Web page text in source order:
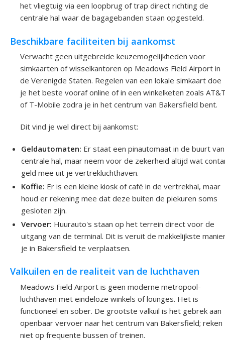
het vliegtuig via een loopbrug of trap direct richting de
centrale hal waar de bagagebanden staan opgesteld.
Beschikbare faciliteiten bij aankomst
Verwacht geen uitgebreide keuzemogelijkheden voor
simkaarten of wisselkantoren op Meadows Field Airport in
de Verenigde Staten. Regelen van een lokale simkaart doe
je het beste vooraf online of in een winkelketen zoals
of T-Mobile zodra je in het centrum van Bakersfield bent.
Dit vind je wel direct bij aankomst:
Geldautomaten: Er staat een pinautomaat in de buurt
centrale hal, maar neem voor de zekerheid altijd wat
geld mee uit je vertrekluchthaven.
Koffie: Er is een kleine kiosk of café in de vertrekhal, maar
houd er rekening mee dat deze buiten de piekuren soms
gesloten zijn.
Vervoer: Huurauto's staan op het terrein direct voor de
uitgang van de terminal. Dit is veruit de makkelijkste
je in Bakersfield te verplaatsen.
Valkuilen en de realiteit van de luchthaven
Meadows Field Airport is geen moderne metropool-
luchthaven met eindeloze winkels of lounges. Het is
functioneel en sober. De grootste valkuil is het gebrek aan
openbaar vervoer naar het centrum van Bakersfield; reken
niet op frequente bussen of treinen.